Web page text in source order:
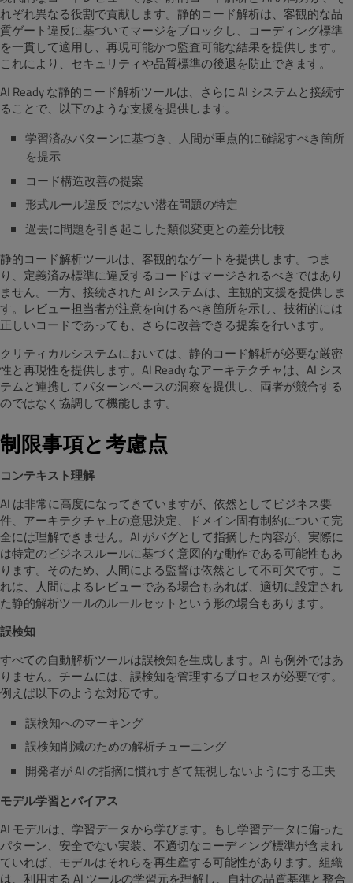
れぞれ異なる役割で貢献します。静的コード解析は、客観的な品
質ゲート違反に基づいてマージをブロックし、コーディング標準
を一貫して適用し、再現可能かつ監査可能な結果を提供します。
これにより、セキュリティや品質標準の後退を防止できます。
AI Ready な静的コード解析ツールは、さらに AI システムと接続す
ることで、以下のような支援を提供します。
学習済みパターンに基づき、人間が重点的に確認すべき箇所
を提示
コード構造改善の提案
形式ルール違反ではない潜在問題の特定
過去に問題を引き起こした類似変更との差分比較
静的コード解析ツールは、客観的なゲートを提供します。つま
り、定義済み標準に違反するコードはマージされるべきではあり
ません。一方、接続された AI システムは、主観的支援を提供しま
す。レビュー担当者が注意を向けるべき箇所を示し、技術的には
正しいコードであっても、さらに改善できる提案を行います。
クリティカルシステムにおいては、静的コード解析が必要な厳密
性と再現性を提供します。AI Ready なアーキテクチャは、AI シス
テムと連携してパターンベースの洞察を提供し、両者が競合する
のではなく協調して機能します。
制限事項と考慮点
コンテキスト理解
AI は非常に高度になってきていますが、依然としてビジネス要
件、アーキテクチャ上の意思決定、ドメイン固有制約について完
全には理解できません。AI がバグとして指摘した内容が、実際に
は特定のビジネスルールに基づく意図的な動作である可能性もあ
ります。そのため、人間による監督は依然として不可欠です。こ
れは、人間によるレビューである場合もあれば、適切に設定され
た静的解析ツールのルールセットという形の場合もあります。
誤検知
すべての自動解析ツールは誤検知を生成します。AI も例外ではあ
りません。チームには、誤検知を管理するプロセスが必要です。
例えば以下のような対応です。
誤検知へのマーキング
誤検知削減のための解析チューニング
開発者が AI の指摘に慣れすぎて無視しないようにする工夫
モデル学習とバイアス
AI モデルは、学習データから学びます。もし学習データに偏った
パターン、安全でない実装、不適切なコーディング標準が含まれ
ていれば、モデルはそれらを再生産する可能性があります。組織
は、利用する AI ツールの学習元を理解し、自社の品質基準と整合